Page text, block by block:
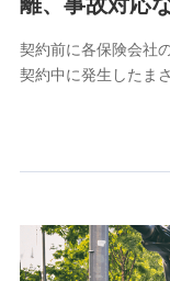
取得した、以下
氏名、電話番号
当社又は株式会社
ご契約・ご利用
会社NTTドコモが
契約前に各保険会社
契約中に発生したま